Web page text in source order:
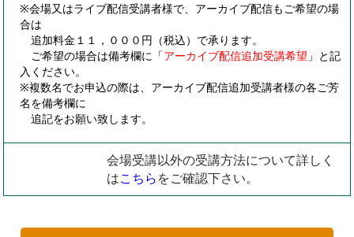
※会場又はライブ配信受講者様で、アーカイブ配信もご希望の場
合は
追加料金１１，０００円（税込）で承ります。
ご希望の場合は備考欄に「アーカイブ配信追加受講希望 」と記
入ください。
※複数名でお申込の際は、アーカイブ配信追加受講者様の各ご芳
名を備考欄に
追記をお願い致します。
会場受講以外の受講方法について詳しく
はこちらをご確認下さい。